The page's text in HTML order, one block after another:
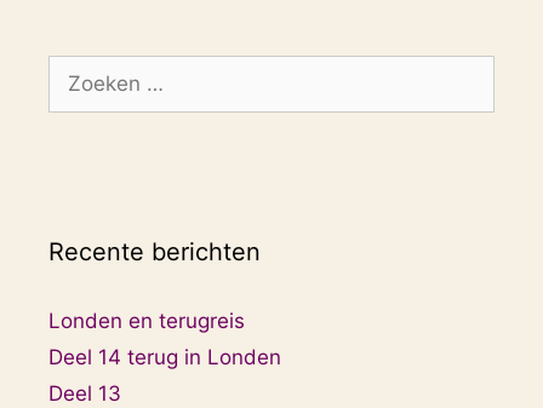
Zoek
Recente berichten
Londen en terugreis
Deel 14 terug in Londen
Deel 13